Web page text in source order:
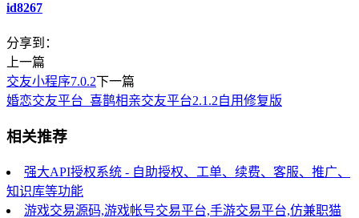
id8267
分享到：
上一篇
交友小程序7.0.2下一篇
婚恋交友平台_喜鹊相亲交友平台2.1.2自用修复版
相关推荐
强大API授权系统 - 自助授权、工单、续费、客服、推广、
知识库等功能
游戏交易源码,游戏帐号交易平台,手游交易平台,仿兼职猫